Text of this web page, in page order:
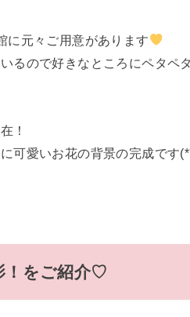
に元々ご用意があります
るので好きなところにペタペ
！
可愛いお花の背景の完成です
！をご紹介♡